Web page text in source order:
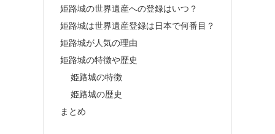
姫路城の世界遺産への登録はいつ？
姫路城は世界遺産登録は日本で何番目？
姫路城が人気の理由
姫路城の特徴や歴史
姫路城の特徴
姫路城の歴史
まとめ